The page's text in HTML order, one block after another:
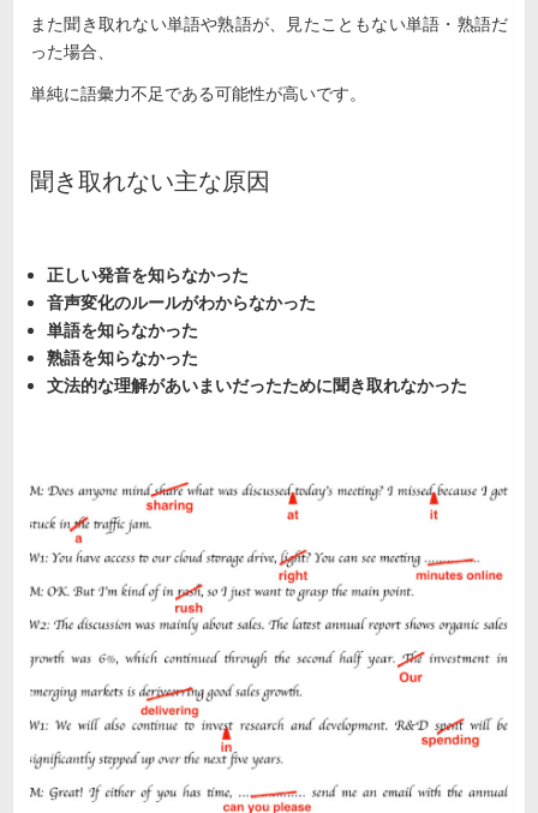
また聞き取れない単語や熟語が、見たこともない単語・熟語だ
った場合、
単純に語彙力不足である可能性が高いです。
聞き取れない主な原因
正しい発音を知らなかった
音声変化のルールがわからなかった
単語を知らなかった
熟語を知らなかった
文法的な理解があいまいだったために聞き取れなかった